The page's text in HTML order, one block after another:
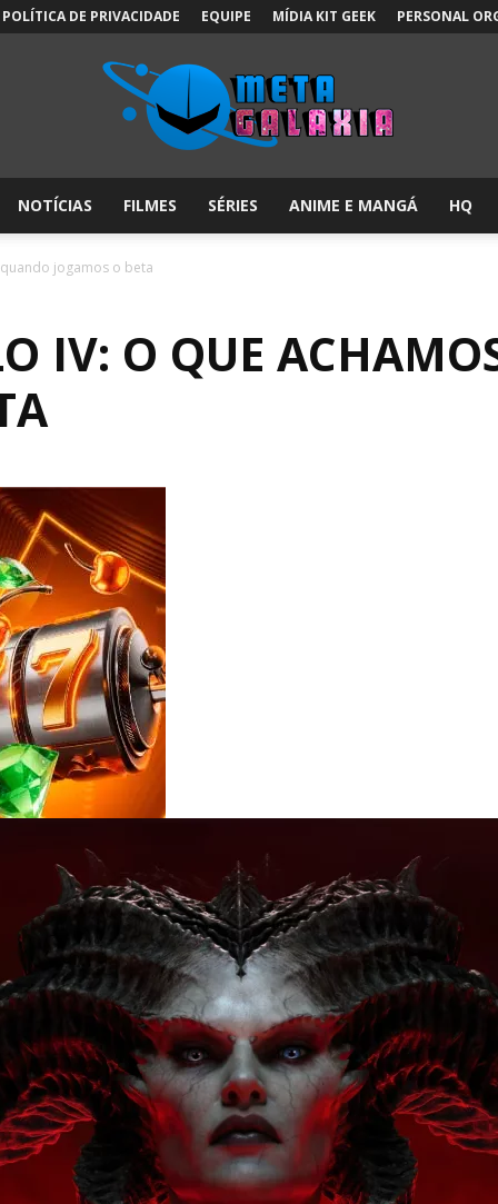
POLÍTICA DE PRIVACIDADE EQUIPE MÍDIA KIT GEEK PERSONAL
Galáxia:
sobre
Cultura
NOTÍCIAS FILMES SÉRIES ANIME E MANGÁ HQ
jogamos o beta
IV: O QUE